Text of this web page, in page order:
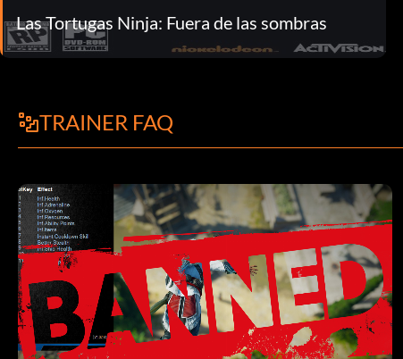
Las Tortugas Ninja: Fuera de las sombras
TRAINER FAQ